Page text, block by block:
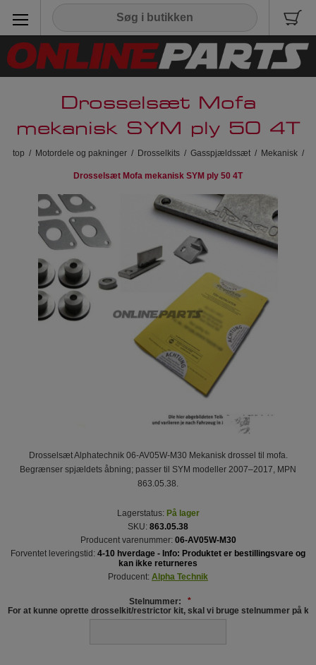
Drosselsæt Mofa
mekanisk SYM ply 50 4T
top / Motordele og pakninger / Drosselkits / Gasspjældssæt / Mekanisk /
Drosselsæt Mofa mekanisk SYM ply 50 4T
Drosselsæt Alphatechnik 06-AV05W-M30 Mekanisk drossel til mofa.
Begrænser spjældets åbning; passer til SYM modeller 2007–2017, MPN
863.05.38.
Lagerstatus: På lager
SKU: 863.05.38
Producent varenummer: 06-AV05W-M30
Forventet leveringstid: 4-10 hverdage - Info: Produktet er bestillingsvare og
kan ikke returneres
Producent: Alpha Technik
Stelnummer:
*
For at kunne oprette drosselkit/restrictor kit, skal vi bruge stelnummer på